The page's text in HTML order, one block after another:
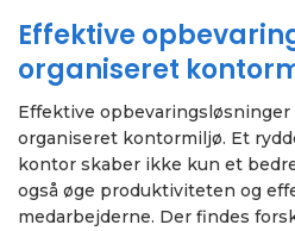
Effektive
organiseret
Effektive
organiseret kontormiljø. Et
kontor skaber ikke kun et
også øge produktiviteten og
medarbejderne. Der findes